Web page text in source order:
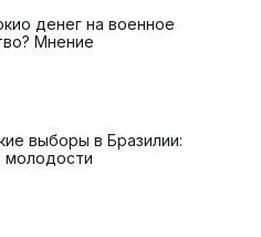
денег на военное
Мнение
выборы в Бразилии:
молодости